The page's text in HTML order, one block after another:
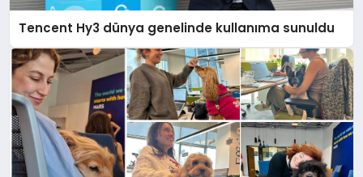
Tencent Hy3 dünya genelinde kullanıma sunuldu